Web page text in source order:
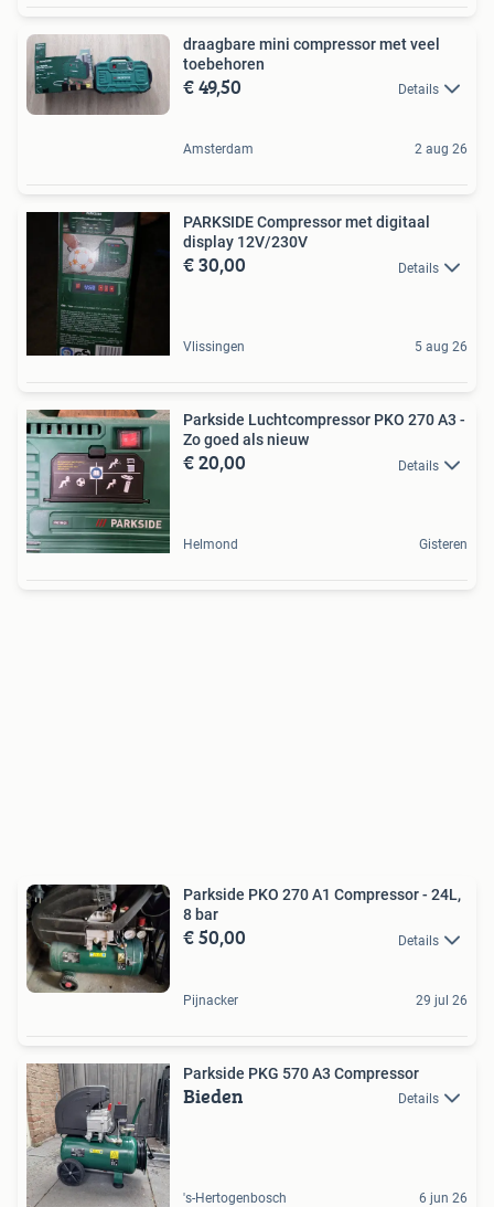
draagbare mini compressor met veel
toebehoren
€ 49,50 Details
Amsterdam 2 aug 26
PARKSIDE Compressor met digitaal
display 12V/230V
€ 30,00 Details
Vlissingen 5 aug 26
Parkside Luchtcompressor PKO 270 A3 -
Zo goed als nieuw
€ 20,00 Details
Helmond Gisteren
Parkside PKO 270 A1 Compressor - 24L,
8 bar
€ 50,00 Details
Pijnacker 29 jul 26
Parkside PKG 570 A3 Compressor
Bieden Details
's-Hertogenbosch 6 jun 26